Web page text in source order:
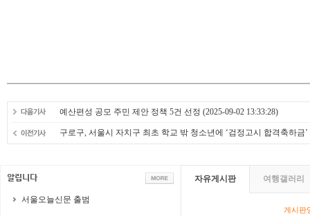
예산편성 공모 주민 제안 정책 5건 선정 (2025-09-02 13:33:28)
구로구, 서울시 자치구 최초 학교 밖 청소년에 ‘검정고시 합격축하금’
서울오늘신문 출범
자유게시판 여행갤러리
게시판